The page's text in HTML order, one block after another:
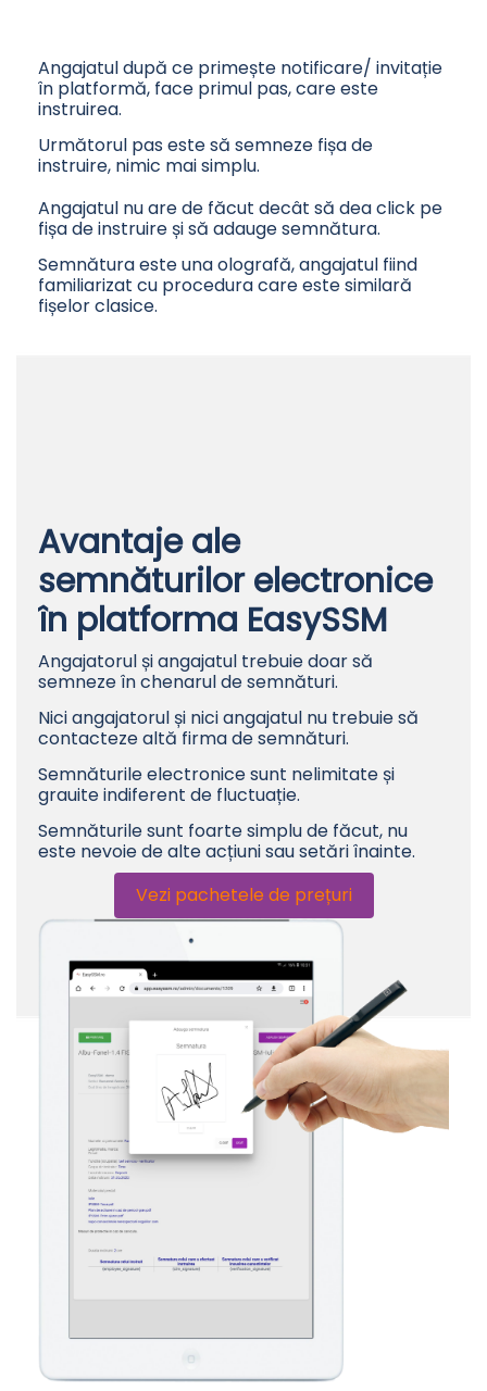
Angajatul după ce primește notificare/ invitație
în platformă, face primul pas, care este
instruirea.
Următorul pas este să semneze fișa de
instruire, nimic mai simplu.
Angajatul nu are de făcut decât să dea click pe
fișa de instruire și să adauge semnătura.
Semnătura este una olografă, angajatul fiind
familiarizat cu procedura care este similară
fișelor clasice.
Avantaje ale
semnăturilor electronice
în platforma EasySSM
Angajatorul și angajatul trebuie doar să
semneze în chenarul de semnături.
Nici angajatorul și nici angajatul nu trebuie să
contacteze altă firma de semnături.
Semnăturile electronice sunt nelimitate și
grauite indiferent de fluctuație.
Semnăturile sunt foarte simplu de făcut, nu
este nevoie de alte acțiuni sau setări înainte.
Vezi pachetele de prețuri